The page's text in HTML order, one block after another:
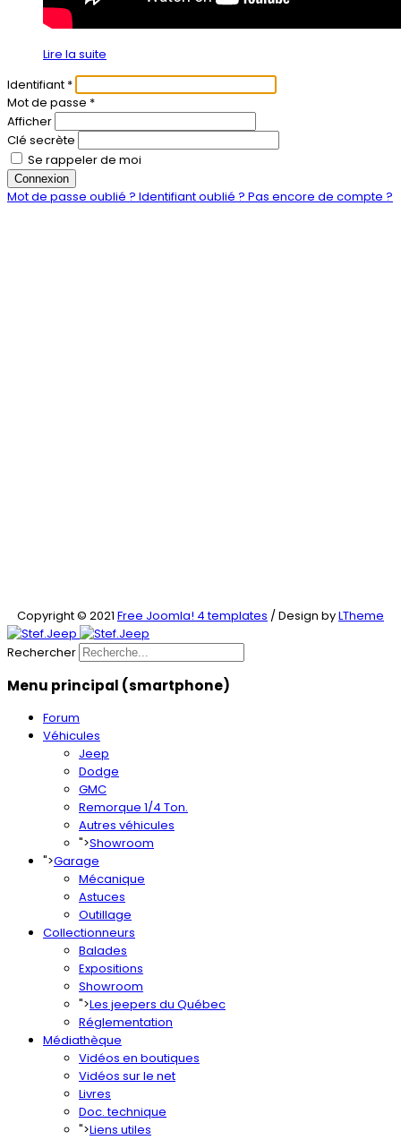
Lire la suite
Identifiant *
Mot de passe *
Afficher
Clé secrète
Se rappeler de moi
Connexion
Mot de passe oublié ? Identifiant oublié ? Pas encore de compte ?
Copyright © 2021 Free Joomla! 4 templates / Design byLTheme
Rechercher
Menu principal (smartphone)
Forum
Véhicules
Jeep
Dodge
GMC
Remorque 1/4 Ton.
Autres véhicules
">Showroom
">Garage
Mécanique
Astuces
Outillage
Collectionneurs
Balades
Expositions
Showroom
">Les jeepers du Québec
Réglementation
Médiathèque
Vidéos en boutiques
Vidéos sur le net
Livres
Doc. technique
">Liens utiles